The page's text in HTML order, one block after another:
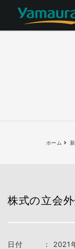
ホーム
株式の立会
日付 ：
2021